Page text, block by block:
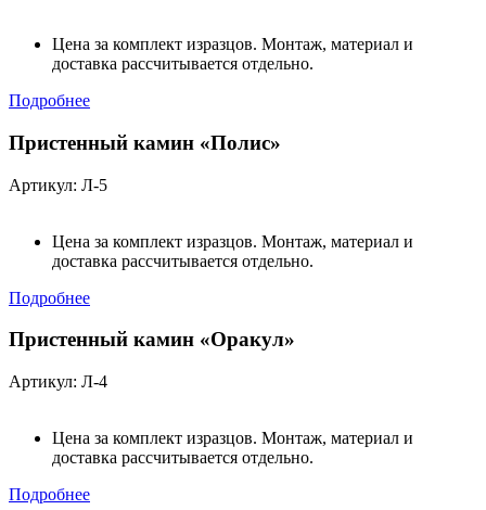
Цена за комплект изразцов. Монтаж, материал и
доставка рассчитывается отдельно.
Подробнее
Пристенный камин «Полис»
Артикул: Л-5
Цена за комплект изразцов. Монтаж, материал и
доставка рассчитывается отдельно.
Подробнее
Пристенный камин «Оракул»
Артикул: Л-4
Цена за комплект изразцов. Монтаж, материал и
доставка рассчитывается отдельно.
Подробнее